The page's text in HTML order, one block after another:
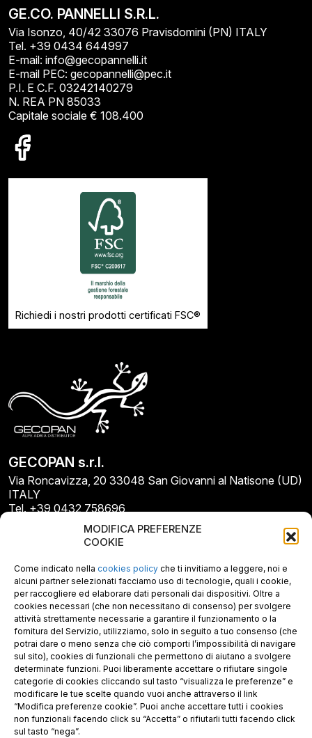
MODIFICA PREFERENZE
COOKIE
Come indicato nella cookies policy che ti invitiamo a leggere, noi e
alcuni partner selezionati facciamo uso di tecnologie, quali i cookie,
per raccogliere ed elaborare dati personali dai dispositivi. Oltre a
cookies necessari (che non necessitano di consenso) per svolgere
attività strettamente necessarie a garantire il funzionamento o la
fornitura del Servizio, utilizziamo, solo in seguito a tuo consenso (che
potrai dare o meno senza che ciò comporti l’impossibilità di navigare
sul sito), cookies di funzionali che permettono di aiutano a svolgere
determinate funzioni. Puoi liberamente accettare o rifiutare singole
categorie di cookies cliccando sul tasto “visualizza le preferenze” e
modificare le tue scelte quando vuoi anche attraverso il link
“Modifica preferenze cookie”. Puoi anche accettare tutti i cookies
non funzionali facendo click su “Accetta” o rifiutarli tutti facendo click
sul tasto “nega”.
GE.CO. PANNELLI S.R.L.
Via Isonzo, 40/42 33076 Pravisdomini (PN) ITALY
Tel. +39 0434 644997
E-mail: info@gecopannelli.it
E-mail PEC: gecopannelli@pec.it
P.I. E C.F. 03242140279
N. REA PN 85033
Capitale sociale € 108.400
Richiedi i nostri prodotti certificati FSC®
GECOPAN s.r.l.
Via Roncavizza, 20 33048 San Giovanni al Natisone (UD)
ITALY
Tel. +39 0432 758696
E-mail: info@gecopan.it
E-mail PEC: gecopan@pec.it
P.I. E C.F. 02487660306
N. REA UD 264834
Capitale sociale € 30.000